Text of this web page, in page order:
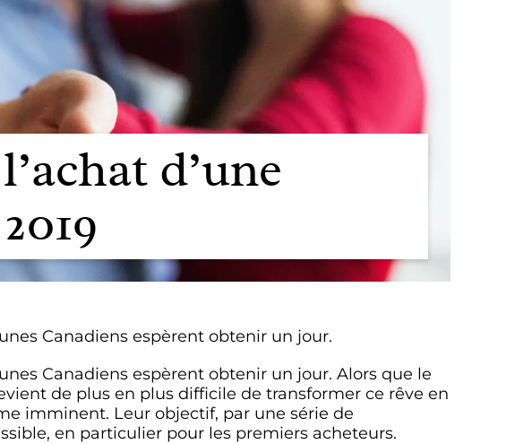
d’une
Canadiens espèrent obtenir un jour.
Canadiens espèrent obtenir un jour. Alors que le
de plus en plus difficile de transformer ce rêve en
imminent. Leur objectif, par une série de
en particulier pour les premiers acheteurs.